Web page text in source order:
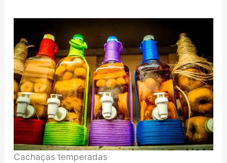
Cachaças temperadas